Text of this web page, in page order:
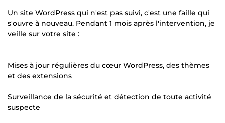
Un site WordPress qui n'est pas suivi, c'est une faille qui
s'ouvre à nouveau. Pendant 1 mois après l'intervention, je
veille sur votre site :
Mises à jour régulières du cœur WordPress, des thèmes
et des extensions
Surveillance de la sécurité et détection de toute activité
suspecte